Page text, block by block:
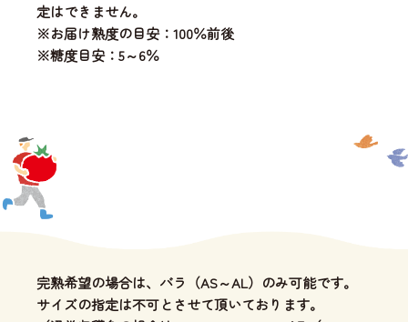
定はできません。
※お届け熟度の目安：100％前後
※糖度目安：5～6％
完熟希望の場合は、バラ（AS～AL）のみ可能です。
サイズの指定は不可とさせて頂いております。